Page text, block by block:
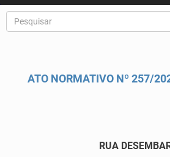
ATO NORMATIVO Nº 257/
RUA